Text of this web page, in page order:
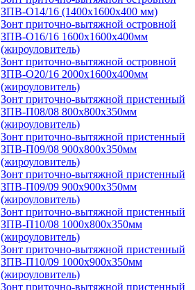
ЗПВ-О14/16 (1400х1600х400 мм)
Зонт приточно-вытяжной островной
ЗПВ-О16/16 1600х1600х400мм
(жироуловитель)
Зонт приточно-вытяжной островной
ЗПВ-О20/16 2000х1600х400мм
(жироуловитель)
Зонт приточно-вытяжной пристенный
ЗПВ-П08/08 800х800х350мм
(жироуловитель)
Зонт приточно-вытяжной пристенный
ЗПВ-П09/08 900х800х350мм
(жироуловитель)
Зонт приточно-вытяжной пристенный
ЗПВ-П09/09 900х900х350мм
(жироуловитель)
Зонт приточно-вытяжной пристенный
ЗПВ-П10/08 1000х800х350мм
(жироуловитель)
Зонт приточно-вытяжной пристенный
ЗПВ-П10/09 1000х900х350мм
(жироуловитель)
Зонт приточно-вытяжной пристенный